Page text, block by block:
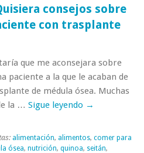
consejos sobre
con trasplante
que me aconsejara sobre
paciente a la que le acaban de
de médula ósea. Muchas
la … Sigue leyendo →
alimentación, alimentos, comer para
ósea, nutrición, quinoa, seitán,